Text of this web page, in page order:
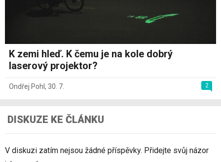
K zemi hleď. K čemu je na kole dobrý
laserový projektor?
2
Ondřej Pohl , 30. 7.
DISKUZE KE ČLÁNKU
V diskuzi zatím nejsou žádné příspěvky. Přidejte svůj názor